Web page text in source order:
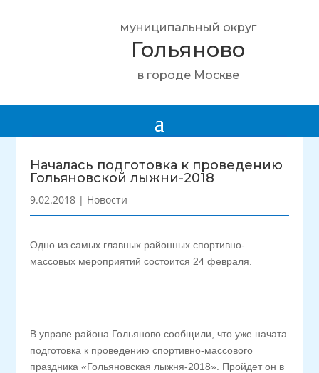
муниципальный округ
Гольяново
в городе Москве
Началась подготовка к проведению
Гольяновской лыжни-2018
9.02.2018 | Новости
Одно из самых главных районных спортивно-
массовых мероприятий состоится 24 февраля.
В управе района Гольяново сообщили, что уже начата
подготовка к проведению спортивно-массового
праздника «Гольяновская лыжня-2018». Пройдет он в